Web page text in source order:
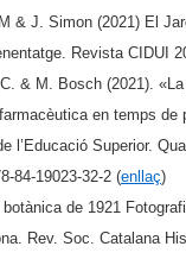
& J. Simon (2021) El
Revista CIDUI
& M. Bosch (2021). «La
en temps
l’Educació Superior.
84-19023-32-2 (enllaç)
de 1921
Rev. Soc. Catalana